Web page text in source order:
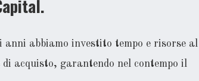
abbiamo investito tempo e risorse al
acquisto, garantendo nel contempo il